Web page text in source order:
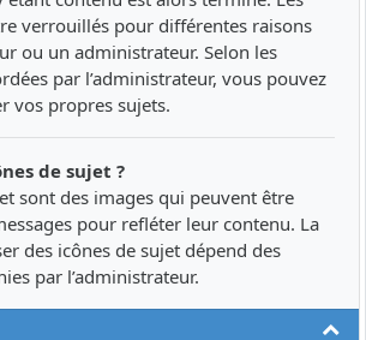
verrouillés pour différentes raisons
ou un administrateur. Selon les
par l’administrateur, vous pouvez
vos propres sujets.
de sujet ?
sont des images qui peuvent être
pour refléter leur contenu. La
des icônes de sujet dépend des
par l’administrateur.